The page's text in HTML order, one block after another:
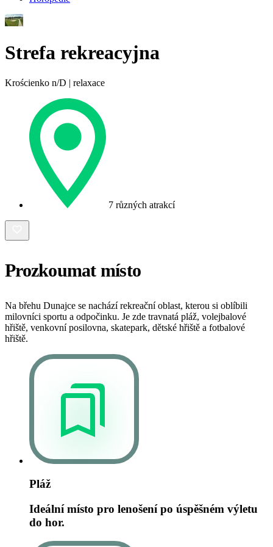
Strefa rekreacyjna
Krościenko n/D | relaxace
7 různých atrakcí
Prozkoumat místo
Na břehu Dunajce se nachází rekreační oblast, kterou si oblíbili
milovníci sportu a odpočinku. Je zde travnatá pláž, volejbalové
hřiště, venkovní posilovna, skatepark, dětské hřiště a fotbalové
hřiště.
Pláž
Ideální místo pro lenošení po úspěšném výletu
do hor.